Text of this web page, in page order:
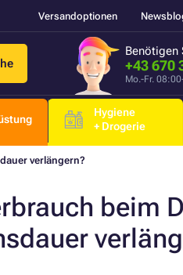
Versandoptionen
Benötigen
+43 670
Mo.-Fr.
Hygiene
+ Drogerie
verlängern?
beim